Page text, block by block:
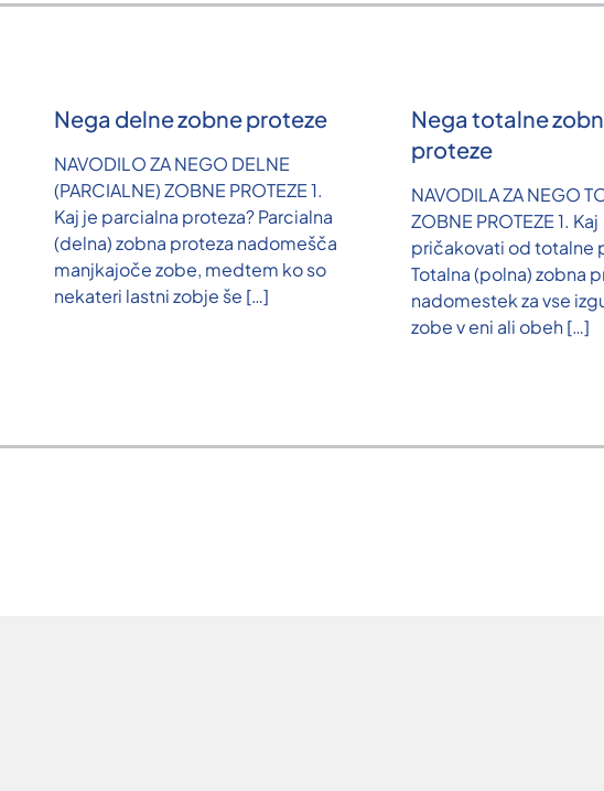
Nega delne zobne proteze
NAVODILO ZA NEGO DELNE
(PARCIALNE) ZOBNE PROTEZE 1.
Kaj je parcialna proteza? Parcialna
(delna) zobna proteza nadomešča
manjkajoče zobe, medtem ko so
nekateri lastni zobje še […]
Nega totalne
proteze
NAVODILA ZA NEGO
ZOBNE PROTEZE 1. Kaj
pričakovati od totalne
Totalna (polna) zobna
nadomestek za vse
zobe v eni ali obeh[…]